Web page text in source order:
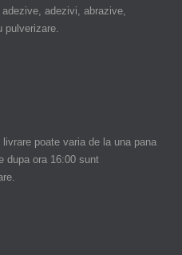
adezivi, abrazive,
poate varia de la una pana
dupa ora 16:00 sunt